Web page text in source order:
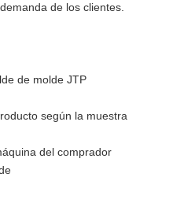
de los clientes.
de molde JTP
según la muestra
del comprador